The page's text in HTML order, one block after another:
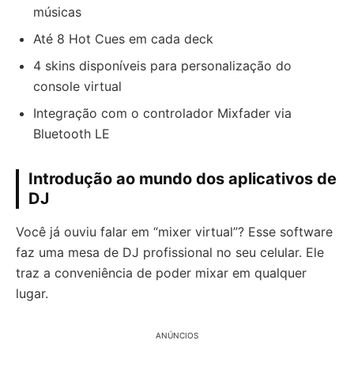
músicas
Até 8 Hot Cues em cada deck
4 skins disponíveis para personalização do
console virtual
Integração com o controlador Mixfader via
Bluetooth LE
Introdução ao mundo dos aplicativos de
DJ
Você já ouviu falar em “mixer virtual”? Esse software
faz uma mesa de DJ profissional no seu celular. Ele
traz a conveniência de poder mixar em qualquer
lugar.
ANÚNCIOS